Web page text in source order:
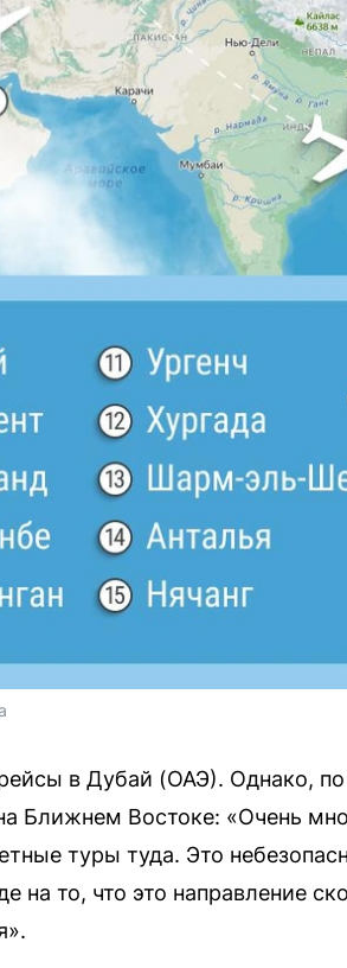
в Дубай (ОАЭ). Однако,
Ближнем Востоке: «Очень
туры туда. Это
на то, что это направление